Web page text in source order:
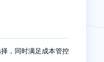
，同时满足成本管控